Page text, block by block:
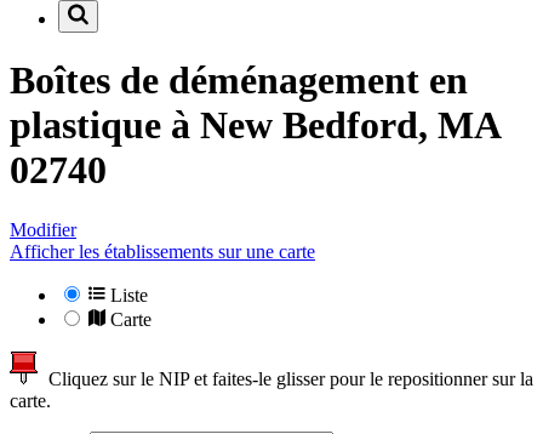
Boîtes de déménagement en
plastique à New Bedford, MA
02740
Modifier
Afficher les établissements sur une carte
Liste
Carte
Cliquez sur le NIP et faites-le glisser pour le repositionner sur la
carte.